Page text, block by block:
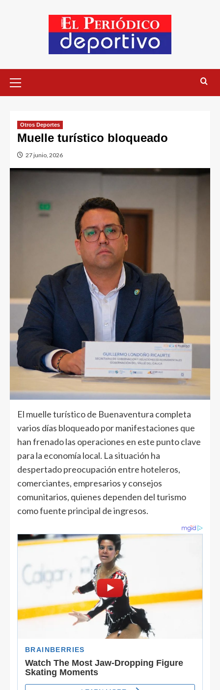
Otros Deportes
Muelle turístico bloqueado
27 junio, 2026
El muelle turístico de Buenaventura completa
varios días bloqueado por manifestaciones que
han frenado las operaciones en este punto clave
para la economía local. La situación ha
despertado preocupación entre hoteleros,
comerciantes, empresarios y consejos
comunitarios, quienes dependen del turismo
como fuente principal de ingresos.